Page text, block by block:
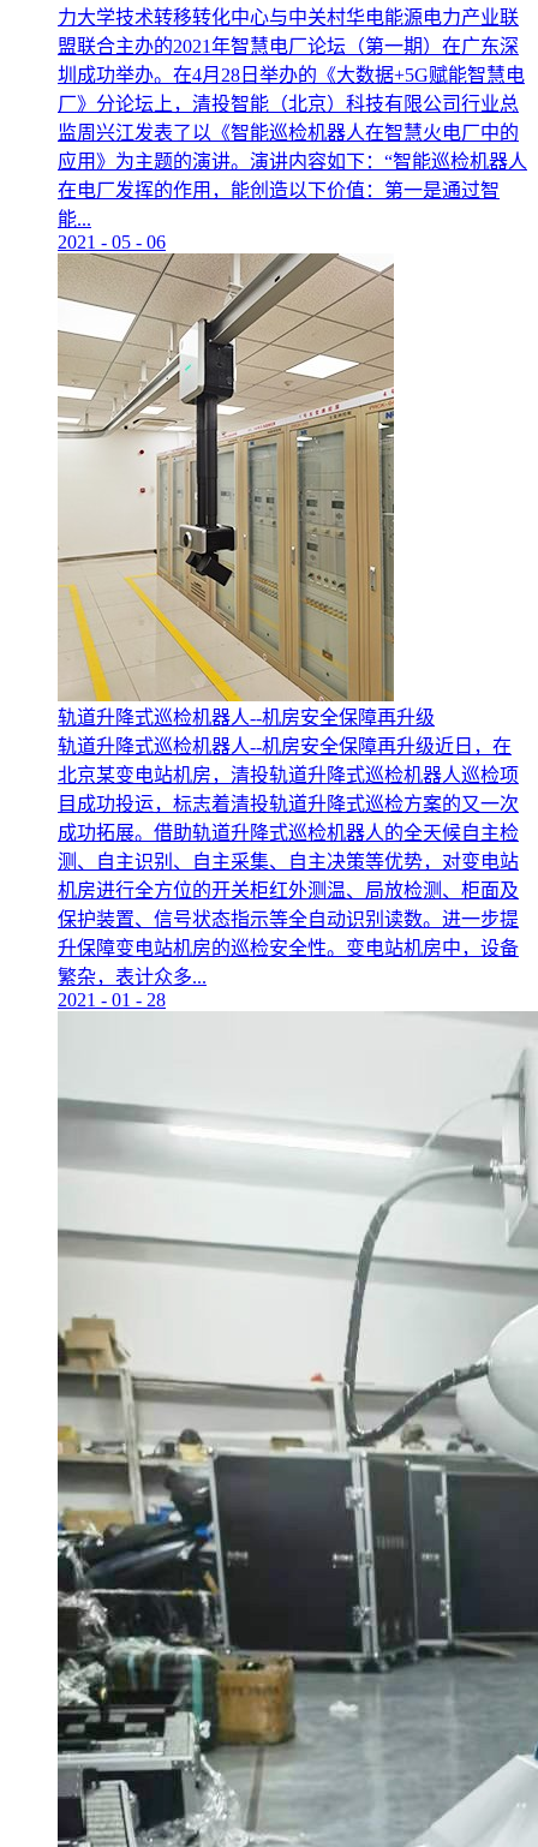
力大学技术转移转化中心与中关村华电能源电力产业联
盟联合主办的2021年智慧电厂论坛（第一期）在广东深
圳成功举办。在4月28日举办的《大数据+5G赋能智慧电
厂》分论坛上，清投智能（北京）科技有限公司行业总
监周兴江发表了以《智能巡检机器人在智慧火电厂中的
应用》为主题的演讲。演讲内容如下：“智能巡检机器人
在电厂发挥的作用，能创造以下价值：第一是通过智
能...
2021 - 05 - 06
轨道升降式巡检机器人--机房安全保障再升级
轨道升降式巡检机器人--机房安全保障再升级近日，在
北京某变电站机房，清投轨道升降式巡检机器人巡检项
目成功投运，标志着清投轨道升降式巡检方案的又一次
成功拓展。借助轨道升降式巡检机器人的全天候自主检
测、自主识别、自主采集、自主决策等优势，对变电站
机房进行全方位的开关柜红外测温、局放检测、柜面及
保护装置、信号状态指示等全自动识别读数。进一步提
升保障变电站机房的巡检安全性。变电站机房中，设备
繁杂，表计众多...
2021 - 01 - 28